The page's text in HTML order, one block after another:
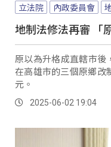
立法院 內政委員會
地制法修法再審 「
原以為升格成直轄市後
在高雄市的三個原鄉改
元。
2025-06-02 19:04